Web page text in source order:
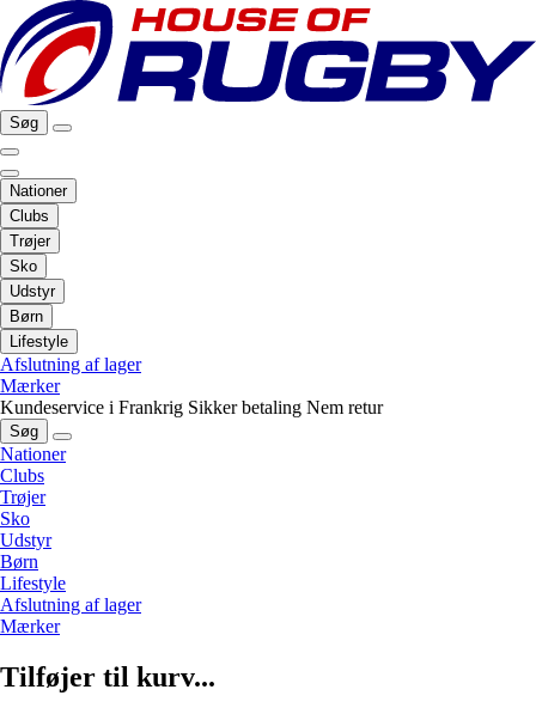
Søg
Nationer
Clubs
Trøjer
Sko
Udstyr
Børn
Lifestyle
Afslutning af lager
Mærker
Kundeservice i Frankrig Sikker betaling Nem retur
Søg
Nationer
Clubs
Trøjer
Sko
Udstyr
Børn
Lifestyle
Afslutning af lager
Mærker
Tilføjer til kurv...